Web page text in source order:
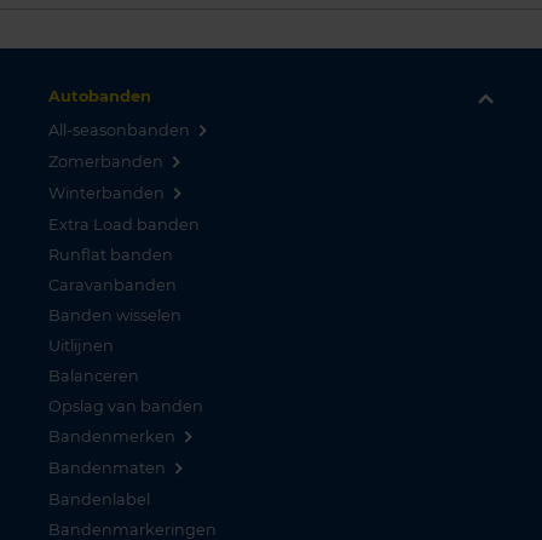
Autobanden
All-seasonbanden
Zomerbanden
Winterbanden
Extra Load banden
Runflat banden
Caravanbanden
Banden wisselen
Uitlijnen
Balanceren
Opslag van banden
Bandenmerken
Bandenmaten
Bandenlabel
Bandenmarkeringen